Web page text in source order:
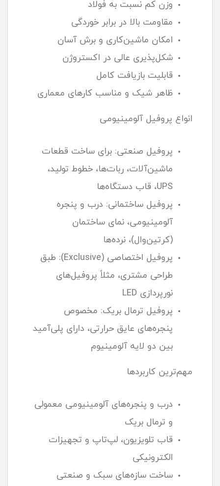
وزن کم نسبت به فولاد
مقاومت بالا در برابر خوردگی
امکان ماشین‌کاری و برش آسان
شکل‌پذیری عالی در اکستروژن
قابلیت بازیافت کامل
ظاهر شیک و مناسب کارهای معماری
انواع پروفیل آلومینیومی
پروفیل صنعتی: برای ساخت قطعات
ماشین‌آلات، ربات‌ها، خطوط تولید،
UPS، قاب دستگاه‌ها
پروفیل ساختمانی: درب‌ و پنجره
آلومینیومی، نمای ساختمان
(کرتین‌وال)، نرده‌ها
پروفیل اختصاصی (Exclusive): طبق
طراحی مشتری، مثلاً پروفیل‌‌های
نورپردازی LED
پروفیل ترمال بریک: مخصوص
پنجره‌های عایق حرارتی، دارای پلی‌آمید
بین دو لایه آلومینیوم
مهم‌ترین کاربردها
درب و پنجره‌های آلومینیومی معمولی
و ترمال بریک
قاب تلویزیون، لپ‌تاپ و تجهیزات
الکترونیکی
ساخت سازه‌های سبک و صنعتی